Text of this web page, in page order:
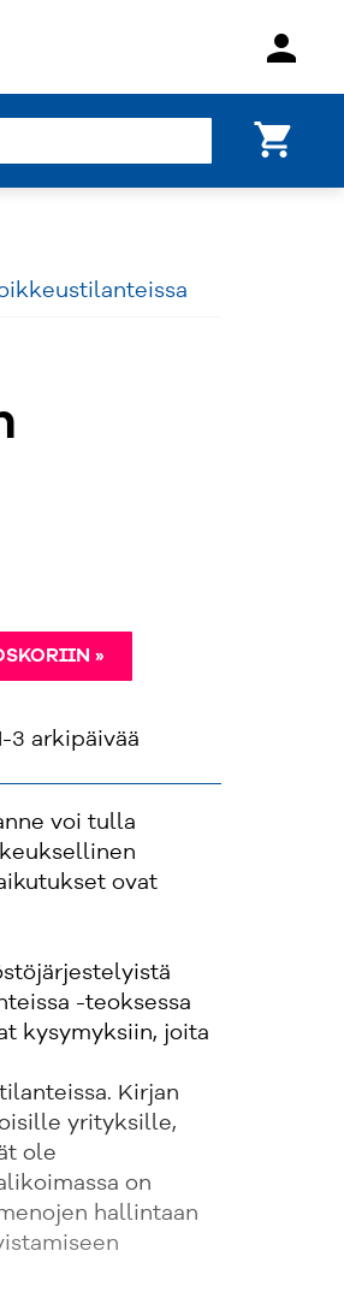
person
shopping_cart
»
3 arkipäivää
voi tulla
ovat
-teoksessa
kysymyksiin, joita
Kirjan
yrityksille,
ole
on
hallintaan